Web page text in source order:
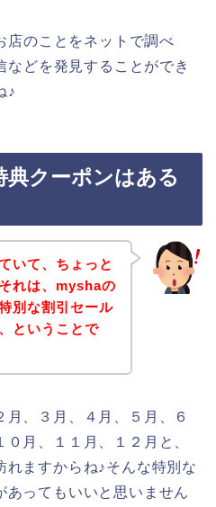
店のことをネットで調べ
どを発見することができ
♪
クーポンはある
いて、ちょっと
れは、myshaの
別な割引セール
ということで
、３月、４月、５月、６
月、１１月、１２月と、
ますからね♪そんな特別な
あってもいいと思いません